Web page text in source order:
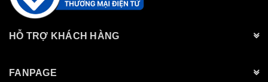
HỖ TRỢ KHÁCH HÀNG
FANPAGE